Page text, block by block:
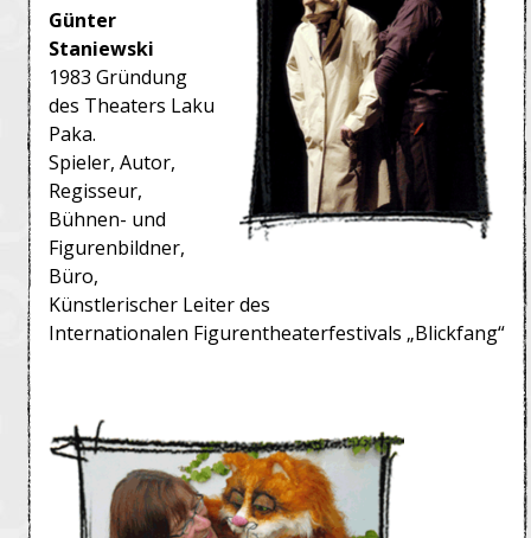
Günter
Staniewski
1983 Gründung
des Theaters Laku
Paka.
Spieler, Autor,
Regisseur,
Bühnen- und
Figurenbildner,
Büro,
Künstlerischer Leiter des
Internationalen Figurentheaterfestivals „Blickfang“